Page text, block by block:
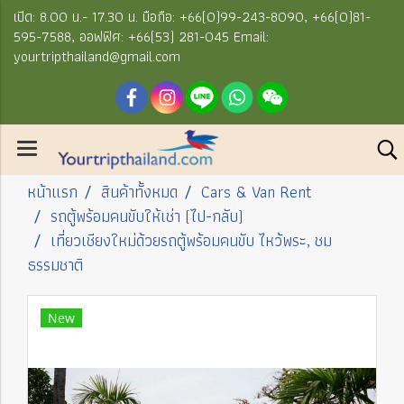
เปิด: 8.00 น.- 17.30 น. มือถือ: +66(0)99-243-8090, +66(0)81-
595-7588, ออฟฟิศ: +66(53) 281-045 Email:
yourtripthailand@gmail.com
หน้าแรก สินค้าทั้งหมด
Cars & Van Rent
รถตู้พร้อมคนขับให้เช่า (ไป-กลับ)
เที่ยวเชียงใหม่ด้วยรถตู้พร้อมคนขับ ไหว้พระ, ชม
ธรรมชาติ
New